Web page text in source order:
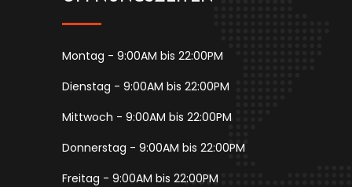
Montag - 9:00AM bis 22:00PM
Dienstag - 9:00AM bis 22:00PM
Mittwoch - 9:00AM bis 22:00PM
Donnerstag - 9:00AM bis 22:00PM
Freitag - 9:00AM bis 22:00PM